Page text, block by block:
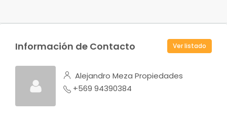
Información de Contacto Ver listado
Alejandro Meza Propiedades
+569 94390384